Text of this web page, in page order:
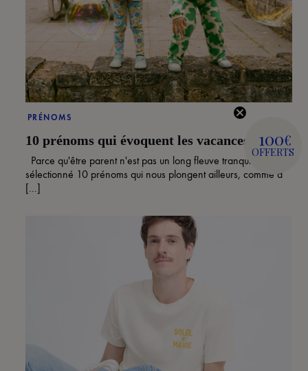
PRÉNOMS
10 prénoms qui évoquent les vacances
Parce qu'être parent n'est pas un long fleuve tranquille, on a
sélectionné 10 prénoms qui nous plongent ailleurs, comme d
[...]
100€
OFFERTS